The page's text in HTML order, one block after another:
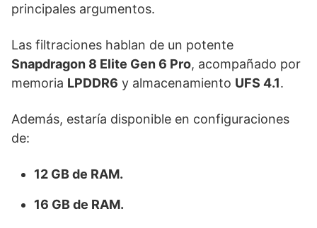
principales argumentos.
Las filtraciones hablan de un potente
Snapdragon 8 Elite Gen 6 Pro, acompañado por
memoria LPDDR6 y almacenamiento UFS 4.1.
Además, estaría disponible en configuraciones
de:
12 GB de RAM.
16 GB de RAM.